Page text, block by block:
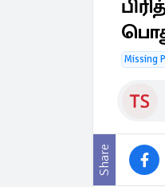
Missing
Share